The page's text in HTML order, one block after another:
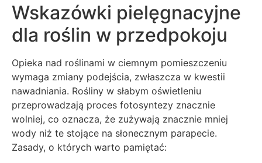
Wskazówki pielęgnacyjne
dla roślin w przedpokoju
Opieka nad roślinami w ciemnym pomieszczeniu
wymaga zmiany podejścia, zwłaszcza w kwestii
nawadniania. Rośliny w słabym oświetleniu
przeprowadzają proces fotosyntezy znacznie
wolniej, co oznacza, że zużywają znacznie mniej
wody niż te stojące na słonecznym parapecie.
Zasady, o których warto pamiętać: